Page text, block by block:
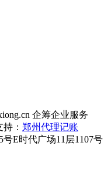
企筹企业服务
： 郑州代理记账
E时代广场11层1107号